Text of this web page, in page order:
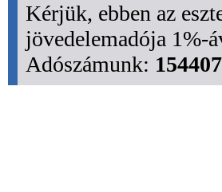
Kérjük, ebben az
jövedelemadója 1%-
Adószámunk: